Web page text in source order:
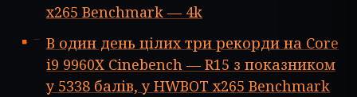
x265 Benchmark — 4k
В один день цілих три рекорди на Core
i9 9960X Cinebench — R15 з показником
у 5338 балів, у HWBOT x265 Benchmark